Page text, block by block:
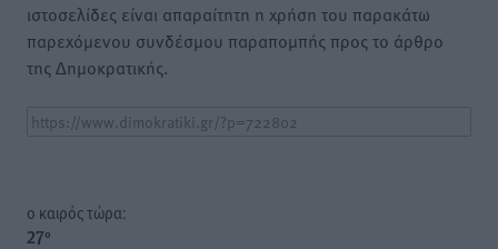
ιστοσελίδες είναι απαραίτητη η χρήση του παρακάτω
παρεχόμενου συνδέσμου παραπομπής προς το άρθρο
της Δημοκρατικής.
o καιρός τώρα:
27°